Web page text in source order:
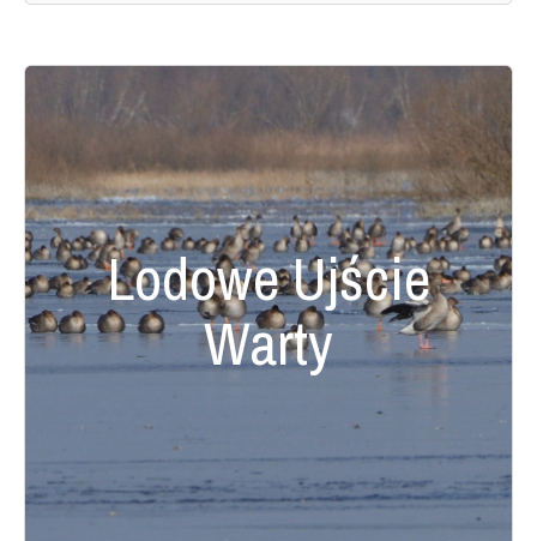
Lodowe Ujście
Warty